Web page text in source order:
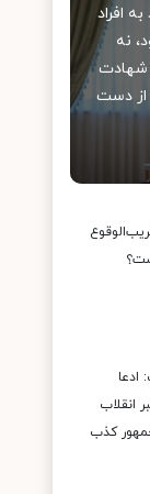
افراد
نه
شهادت
از دست
ادعا
انقلاب
کذب